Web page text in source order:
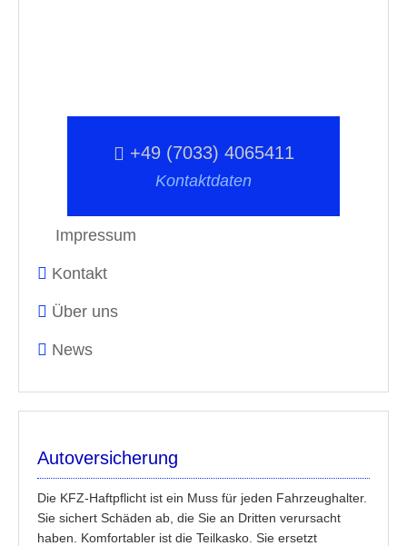
+49 (7033) 4065411
Kontaktdaten
Impressum
Kontakt
Über uns
News
Autoversicherung
Die KFZ-Haftpflicht ist ein Muss für jeden Fahrzeughalter.
Sie sichert Schäden ab, die Sie an Dritten verursacht
haben. Komfortabler ist die Teilkasko. Sie ersetzt